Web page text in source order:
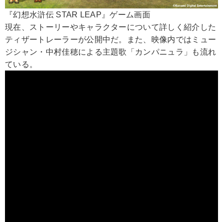
『幻想水滸伝 STAR LEAP』ゲーム画面
現在、ストーリーやキャラクターについて詳しく紹介した
ティザートレーラーが公開中だ。また、映像内ではミュー
ジシャン・中村佳穂による主題歌「カンパニュラ」も流れ
ている。